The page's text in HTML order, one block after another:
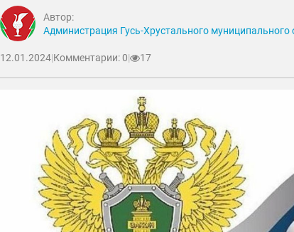
Автор:
Администрация Гусь-Хрустального муниципального
12.01.2024|Комментарии: 0| 17